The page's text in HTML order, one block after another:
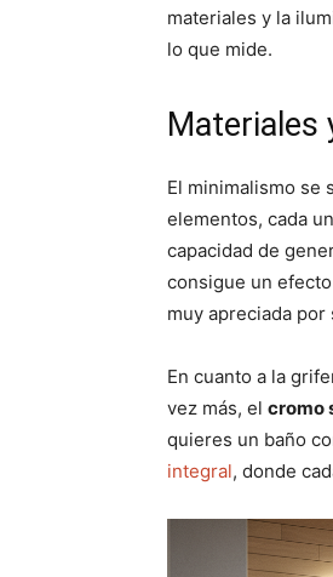
materiales y la
lo que mide.
Materiales
El minimalismo se
elementos, cada
capacidad de
consigue un
muy apreciada por
En cuanto a la
vez más, el cromo
quieres un baño
integral, donde